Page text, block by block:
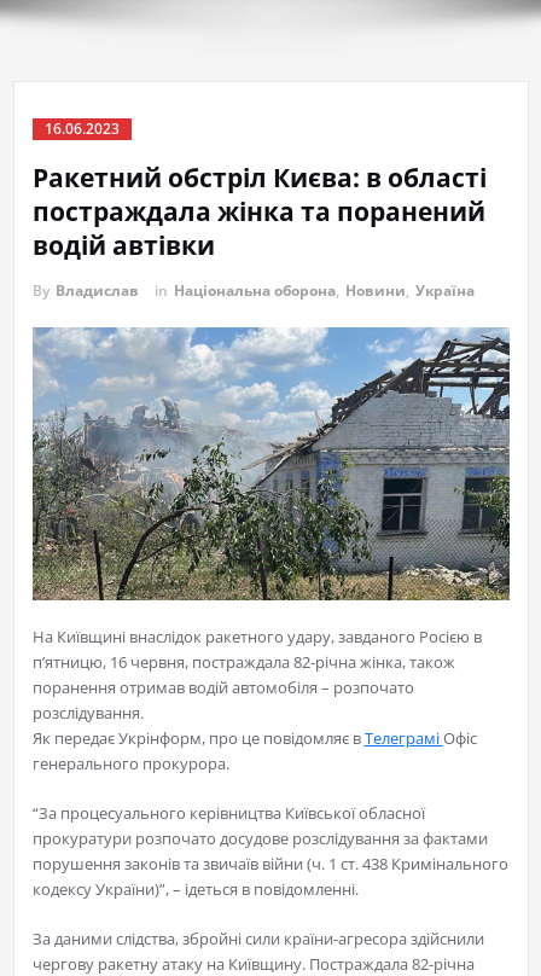
16.06.2023
Ракетний обстріл Києва: в області
постраждала жінка та поранений
водій автівки
By Владислав in Національна оборона, Новини, Україна
На Київщині внаслідок ракетного удару, завданого Росією в
пʼятницю, 16 червня, постраждала 82-річна жінка, також
поранення отримав водій автомобіля – розпочато
розслідування.
Як передає Укрінформ, про це повідомляє вТелеграміОфіс
генерального прокурора.
“За процесуального керівництва Київської обласної
прокуратури розпочато досудове розслідування за фактами
порушення законів та звичаїв війни (ч. 1 ст. 438 Кримінального
кодексу України)”, – ідеться в повідомленні.
За даними слідства, збройні сили країни-агресора здійснили
чергову ракетну атаку на Київщину. Постраждала 82-річна